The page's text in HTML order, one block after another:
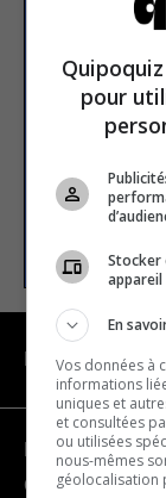
Email
NAVIGATION
Become a
Contact us
pour
Stocker
appareil
En
Vos données à
informations
uniques et
et consultées
ou utilisées
nous-mêmes
géolocalisation